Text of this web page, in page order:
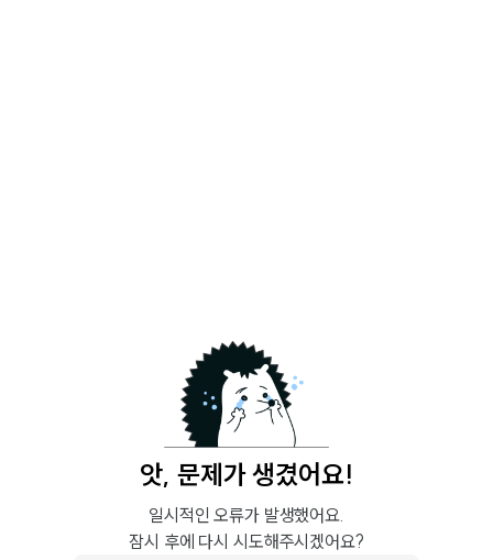
앗, 문제가 생겼어요!
일시적인 오류가 발생했어요.
잠시 후에 다시 시도해주시겠어요?